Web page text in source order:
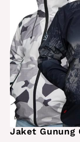
Jaket Gunung